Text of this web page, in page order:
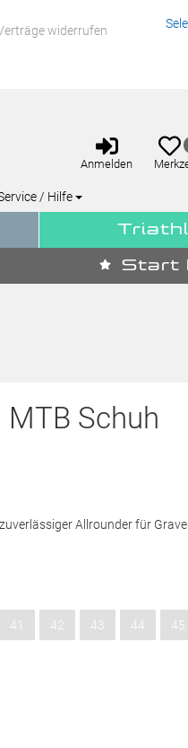
widerrufen
Anmelden
Anmelden
/ Hilfe
Start
MTB Schuh
Allrounder für
41 42 43 44 45